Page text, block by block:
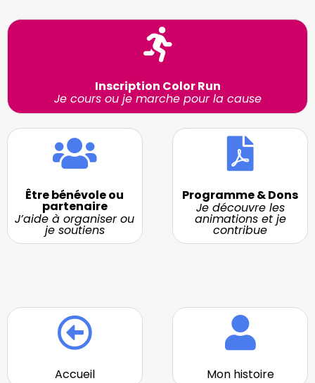
Inscription Color Run
Je cours ou je marche pour la cause
Être bénévole ou
partenaire
J’aide à organiser ou
je soutiens
Programme & Dons
Je découvre les
animations et je
contribue
Accueil Mon histoire